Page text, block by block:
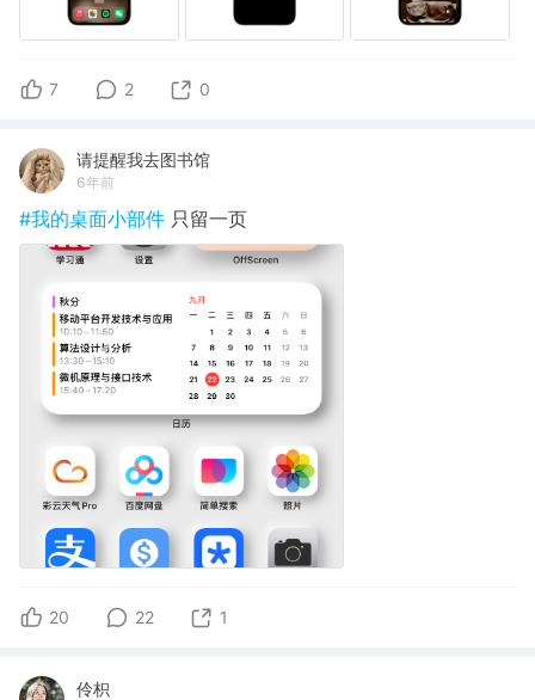
7 2 0
请提醒我去图书馆
6年前
#我的桌面小部件 只留一页
20 22 1
伶枳